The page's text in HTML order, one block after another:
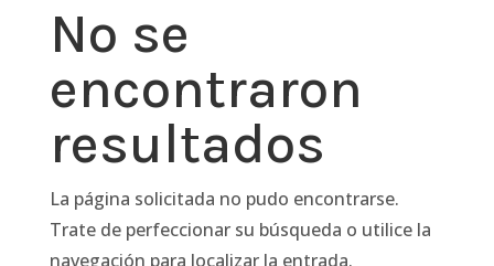
No se
encontraron
resultados
La página solicitada no pudo encontrarse.
Trate de perfeccionar su búsqueda o utilice la
navegación para localizar la entrada.